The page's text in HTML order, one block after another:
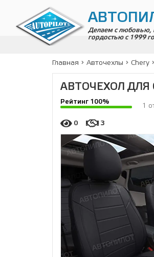
Делаем с любовью,
гордостью с 1999
Главная Авточехлы Chery
АВТОЧЕХОЛ ДЛЯ
Рейтинг 100%
1
0 3
Адрес:
Чагинская